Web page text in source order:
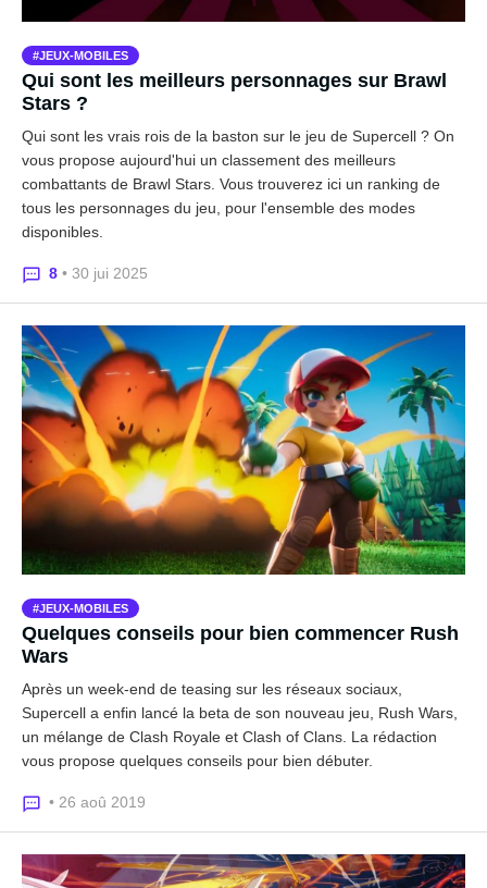
JEUX-MOBILES
Qui sont les meilleurs personnages sur Brawl
Stars ?
Qui sont les vrais rois de la baston sur le jeu de Supercell ? On
vous propose aujourd'hui un classement des meilleurs
combattants de Brawl Stars. Vous trouverez ici un ranking de
tous les personnages du jeu, pour l'ensemble des modes
disponibles.
8 • 30 jui 2025
JEUX-MOBILES
Quelques conseils pour bien commencer Rush
Wars
Après un week-end de teasing sur les réseaux sociaux,
Supercell a enfin lancé la beta de son nouveau jeu, Rush Wars,
un mélange de Clash Royale et Clash of Clans. La rédaction
vous propose quelques conseils pour bien débuter.
• 26 aoû 2019